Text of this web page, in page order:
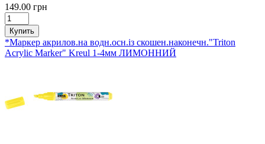
149.00 грн
Купить
*Маркер акрилов.на водн.осн.із скошен.наконечн."Triton
Acrylic Marker" Kreul 1-4мм ЛИМОННИЙ